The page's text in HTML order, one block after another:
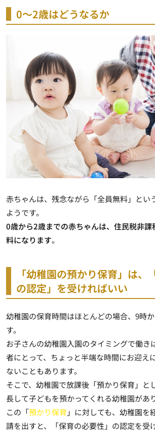
0～2歳はどうなるか
赤ちゃんは、残念ながら「全員無料」とい
ようです。
0歳から2歳までの赤ちゃんは、住民税非
料になります。
「幼稚園の預かり保育」は、
の認定」を受ければいい
幼稚園の保育時間はほとんどの場合、9時
す。
お子さんの幼稚園入園のタイミングで働き
者にとって、ちょっと半端な時間にお迎え
ないこともあります。
そこで、幼稚園で放課後「預かり保育」と
長して子どもを預かってくれる幼稚園があ
この「預かり保育」に対しても、 幼稚園を
請を出すと、「保育の必要性」の認定を受